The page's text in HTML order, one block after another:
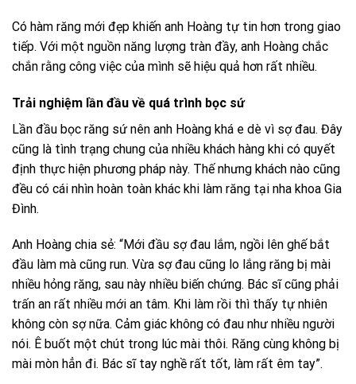
Có hàm răng mới đẹp khiến anh Hoàng tự tin hơn trong giao
tiếp. Với một nguồn năng lượng tràn đầy, anh Hoàng chắc
chắn rằng công việc của mình sẽ hiệu quả hơn rất nhiều.
Trải nghiệm lần đầu về quá trình bọc sứ
Lần đầu bọc răng sứ nên anh Hoàng khá e dè vì sợ đau. Đây
cũng là tình trạng chung của nhiều khách hàng khi có quyết
định thực hiện phương pháp này. Thế nhưng khách nào cũng
đều có cái nhìn hoàn toàn khác khi làm răng tại nha khoa Gia
Đình.
Anh Hoàng chia sẻ: “Mới đầu sợ đau lắm, ngồi lên ghế bắt
đầu làm mà cũng run. Vừa sợ đau cũng lo lắng răng bị mài
nhiều hỏng răng, sau này nhiều biến chứng. Bác sĩ cũng phải
trấn an rất nhiều mới an tâm. Khi làm rồi thì thấy tự nhiên
không còn sợ nữa. Cảm giác không có đau như nhiều người
nói. Ê buốt một chút trong lúc mài thôi. Răng cùng không bị
mài mòn hẳn đi. Bác sĩ tay nghề rất tốt, làm rất êm tay”.